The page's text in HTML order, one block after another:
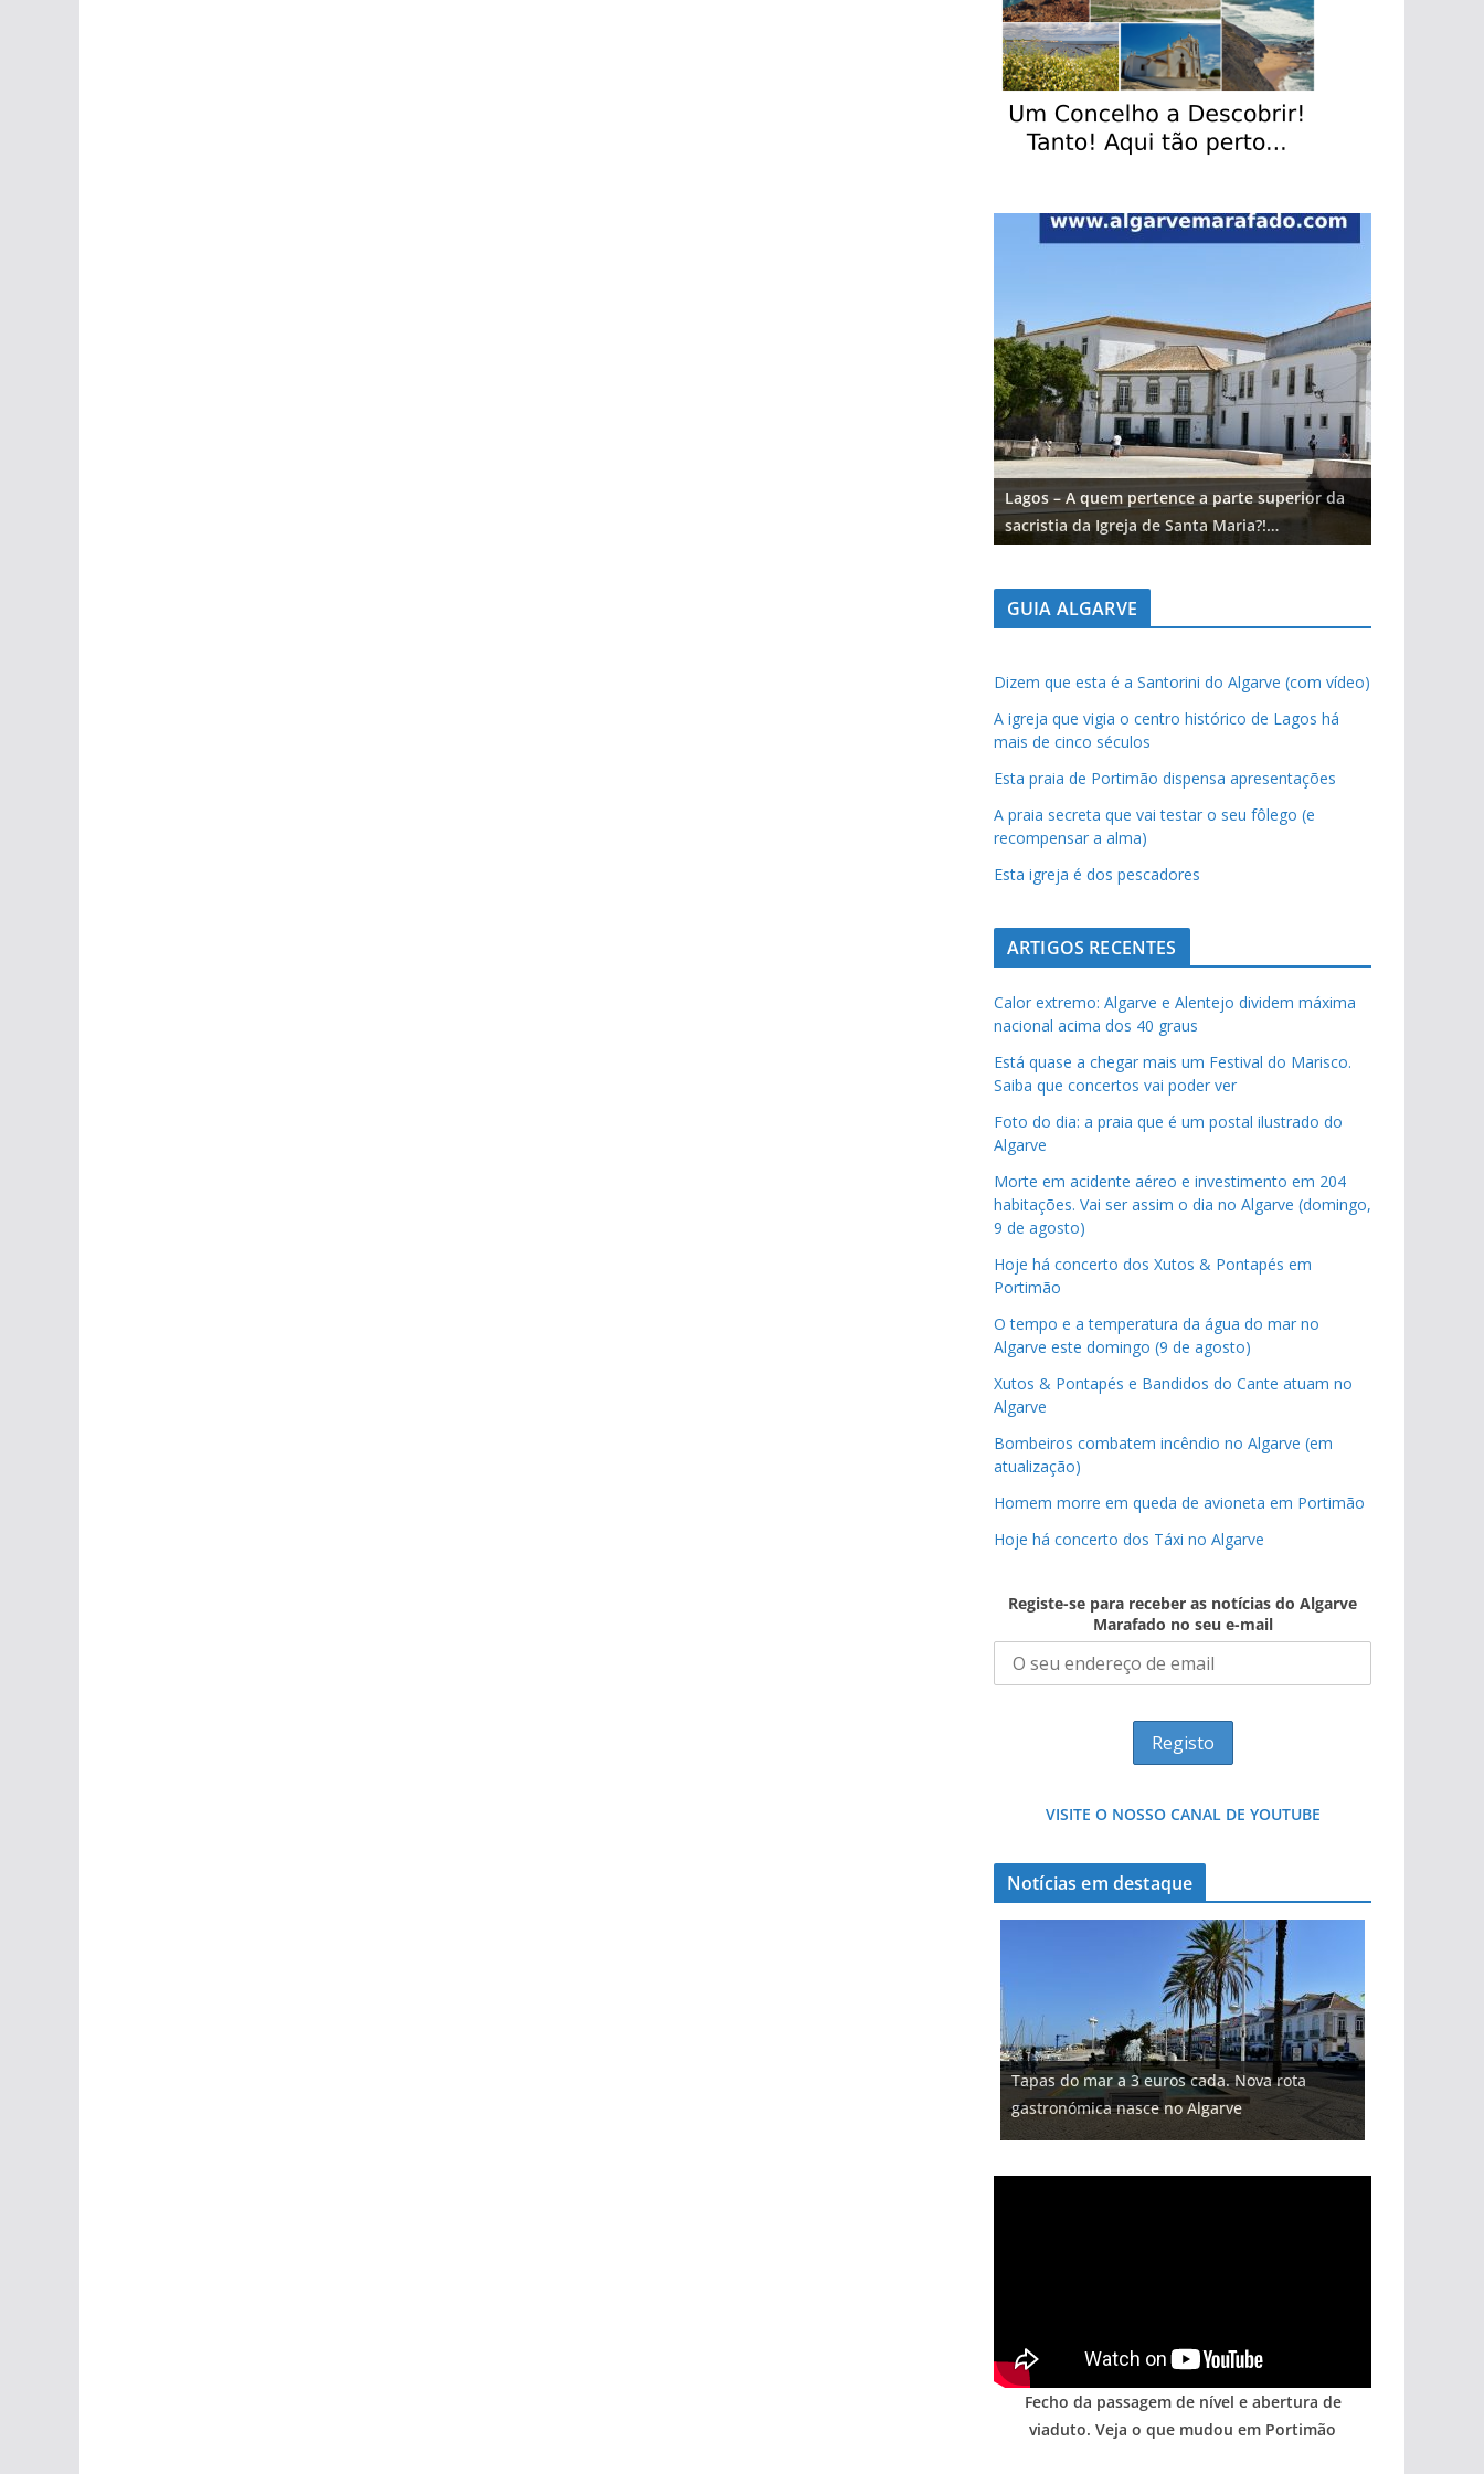
Lagos – A quem pertence a parte superior da
sacristia da Igreja de Santa Maria?!…
GUIA ALGARVE
Dizem que esta é a Santorini do Algarve (com vídeo)
A igreja que vigia o centro histórico de Lagos há
mais de cinco séculos
Esta praia de Portimão dispensa apresentações
A praia secreta que vai testar o seu fôlego (e
recompensar a alma)
Esta igreja é dos pescadores
ARTIGOS RECENTES
Calor extremo: Algarve e Alentejo dividem máxima
nacional acima dos 40 graus
Está quase a chegar mais um Festival do Marisco.
Saiba que concertos vai poder ver
Foto do dia: a praia que é um postal ilustrado do
Algarve
Morte em acidente aéreo e investimento em 204
habitações. Vai ser assim o dia no Algarve (domingo,
9 de agosto)
Hoje há concerto dos Xutos & Pontapés em
Portimão
O tempo e a temperatura da água do mar no
Algarve este domingo (9 de agosto)
Xutos & Pontapés e Bandidos do Cante atuam no
Algarve
Bombeiros combatem incêndio no Algarve (em
atualização)
Homem morre em queda de avioneta em Portimão
Hoje há concerto dos Táxi no Algarve
Registe-se para receber as notícias do Algarve
Marafado no seu e-mail
VISITE O NOSSO CANAL DE YOUTUBE
Notícias em destaque
Tapas do mar a 3 euros cada. Nova rota
gastronómica nasce no Algarve
Projeto milionário: investimento de 108
milhões de euros na construção de dois
hotéis (com vídeo)
Foto do dia: uma cidade algarvia que cresceu
entre redes e fábricas
Tempestades roubam areia de praias e põem
arribas em risco no Algarve (com vídeo)
Milagre da água. Fontes emblemáticas do
Algarve voltam a ter vida (com vídeo)
Fecho da passagem de nível e abertura de
viaduto. Veja o que mudou em Portimão